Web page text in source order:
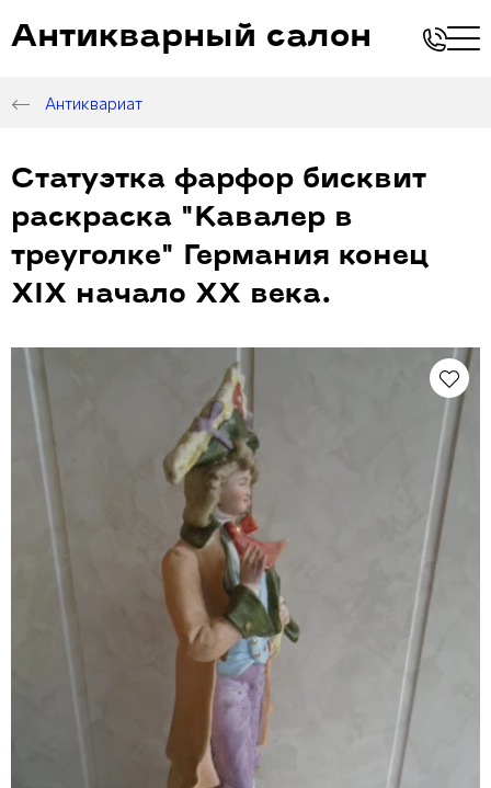
Антикварный салон
Антиквариат
Статуэтка фарфор бисквит
раскраска "Кавалер в
треуголке" Германия конец
ХIХ начало ХХ века.